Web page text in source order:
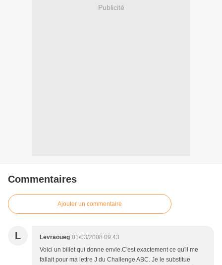
Publicité
Commentaires
Ajouter un commentaire
L Levraoueg 01/03/2008 09:43
Voici un billet qui donne envie.C'est exactement ce qu'il me
fallait pour ma lettre J du Challenge ABC. Je le substitue